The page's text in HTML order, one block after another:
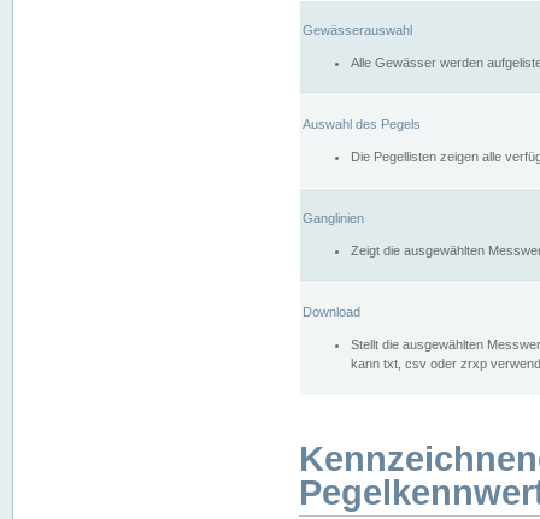
Gewässerauswahl
Alle Gewässer werden
Auswahl des Pegels
Die Pegellisten zeigen alle
Ganglinien
Zeigt die ausgewählten
Download
Stellt die ausgewählten
kann txt, csv oder zrxp